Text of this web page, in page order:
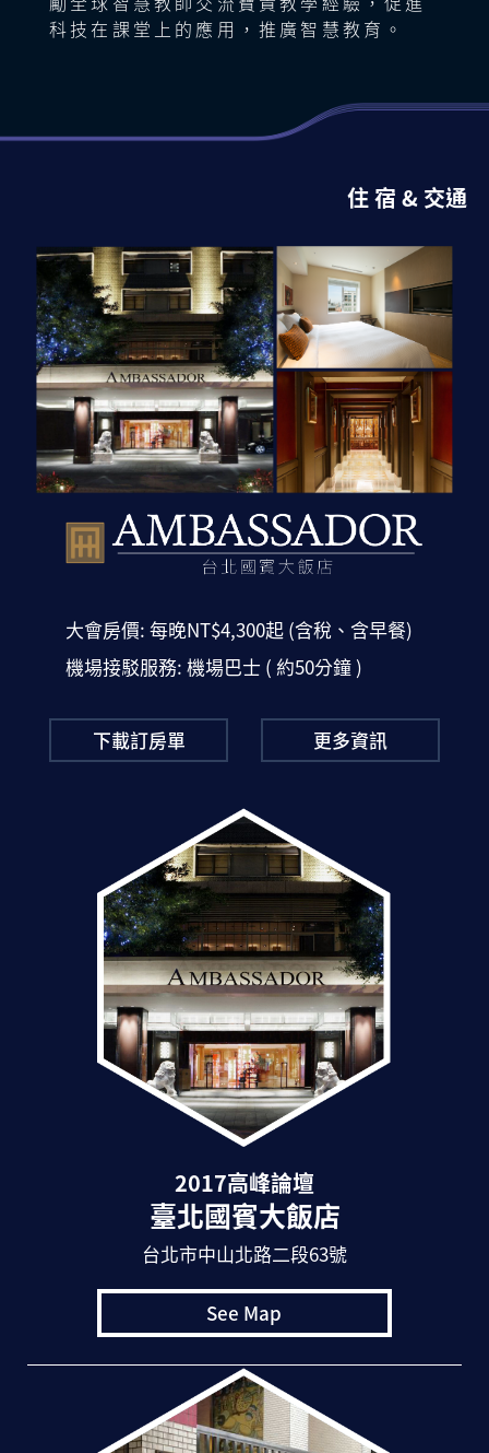
13:15
頒發感謝狀、午餐
16:00
講師：許大偉老師
主會
科技在課堂上的應用，推廣智慧教育。
桃園作為台灣智慧城市之代表，在
2017年提出「智慧城市旗艦計畫」，於城
市發展策略上穩定向前邁進，而談到桃園
的智慧校園，不能不提桃園市立大有國
中，它正以想像不到的速度，翻轉我們對
2016年8月份開始逐步導入醍摩豆
(TEAM Model)智慧教室支持系統，至今
不到一年的時間，超過80%的老師都改變
常態化運用智慧教學系統，由於成效顯
著，連芬蘭赫爾辛基教育局長都蒞臨參訪
50間智慧教室，也在國中會考中展現出亮
眼成績，足見大有國中推動智慧教育的模
式是值得它校做為借鏡。
「一個人走得快，一群人才能夠走得
遠。」為激起老師們對於智慧教室的學習
動機，大有國中熟悉智慧教室支持系統的
教師們主動組成委員會，擬定「登山計
劃」將智慧教室檢核目標分為五階段，如
同破關卡遊戲一樣，運用認證獎勵，讓老
師們彼此激勵、學習，精進自我的專業成
長，再以這樣積極的心態給學生們更不一
好的政策影響著團隊的成果，大有國
中陳家祥校長提出科技領導理念5原則，以
具體作法凝聚教師團隊力，智慧教育不再
是單打獨鬥，不論在心態上或實際操作
上，都起了相當大的關鍵效果。11月10日
陳家祥校長也將現身說法，把學校發展智
慧教師、提煉智慧模式、開展智慧課堂的
成功經驗與成果總結對外分享，大會也將
舉辦TBL團隊合作學習智慧工作坊，鼓勵
全球智慧教師交流寶貴教學經驗，促進科
技在課堂上的應用，推廣智慧教育。
住 宿 & 交通
大會房價: 每晚NT$4,300起 (含稅、含早餐)
機場接駁服務: 機場巴士 ( 約50分鐘 )
下載訂房單 更多資訊
2017高峰論壇
臺北國賓大飯店
台北市中山北路二段63號
See Map